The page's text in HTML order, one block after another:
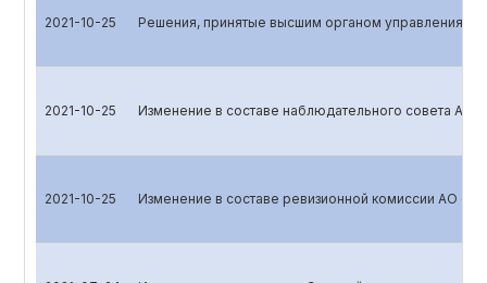
2021-10-25 Решения, принятые высшим органом управления
2021-10-25 Изменение в составе наблюдательного совета АО
2021-10-25 Изменение в составе ревизионной комиссии АО